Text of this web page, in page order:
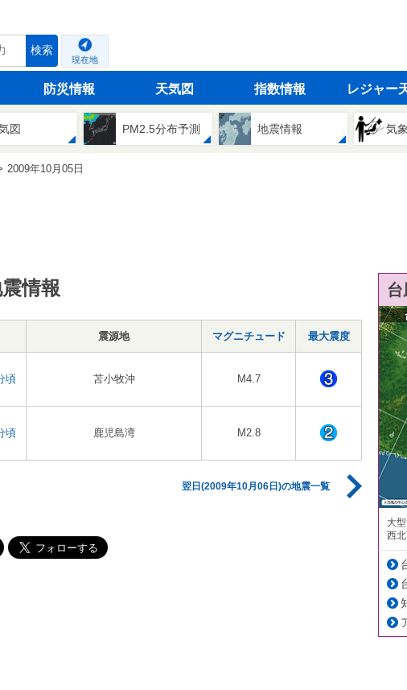
検索
現在地
防災情報 天気図 指数情報 レジャー
図 PM2.5分布予測 地震情報 気
2009年10月05日
情報
震源地 マグニチュード 最大震度
頃 苫小牧沖 M4.7
頃 鹿児島湾 M2.8
翌日(2009年10月06日)の地震一覧
大
西